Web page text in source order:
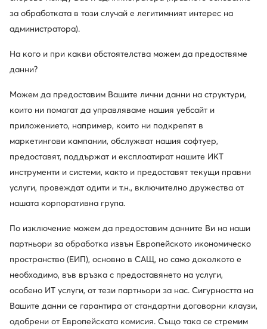
Смени държавата: България (BG)
Обслужване на клиенти
Информации
© obuvki.bg 2026
Регламент
Промени настройките
Политика за поверителност
за обработката в този случай е легитимният интерес на
администратора).
На кого и при какви обстоятелства можем да предоствяме
данни?
Можем да предоставим Вашите лични данни на структури,
които ни помагат да управляваме нашия уебсайт и
приложението, например, които ни подкрепят в
маркетингови кампании, обслужват нашия софтуер,
предоставят, поддържат и експлоатират нашите ИКТ
инструменти и системи, както и предоставят текущи правни
услуги, провеждат одити и т.н., включително дружества от
нашата корпоративна група.
По изключение можем да предоставим данните Ви на наши
партньори за обработка извън Европейското икономическо
пространство (ЕИП), основно в САЩ, но само доколкото е
необходимо, във връзка с предоставянето на услуги,
особено ИТ услуги, от тези партньори за нас. Сигурността на
Вашите данни се гарантира от стандартни договорни клаузи,
одобрени от Европейската комисия. Също така се стремим